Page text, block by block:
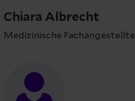
Chiara Albrecht
Medizinische Fachangestellte